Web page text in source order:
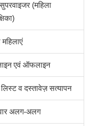
(महिला
एवं ऑफलाइन
लिस्ट व दस्तावेज़ सत्यापन
अलग-अलग